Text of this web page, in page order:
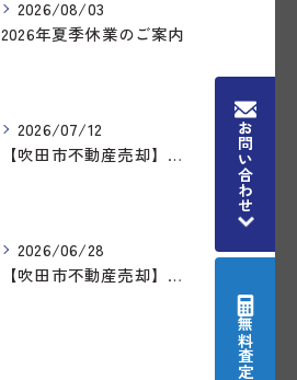
2026/08/03
2026年夏季休業のご案内
2026/07/12
【吹田市不動産売却】吹田市南吹田3丁目のテラスハウスが成約いたしました。
2026/06/28
【吹田市不動産売却】吹田市南吹田３丁目の売り土地が成約いたしました。
お問い合わせ
無料査定